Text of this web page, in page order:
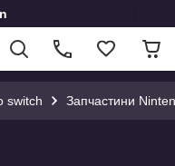
switch Запчастини